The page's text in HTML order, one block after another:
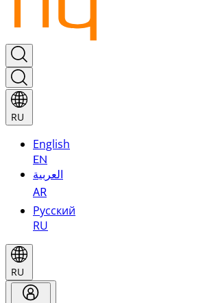
RU
English
EN
العربية
AR
Русский
RU
RU